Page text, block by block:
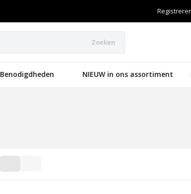
Zoeken
Benodigdheden NIEUW in ons assortiment